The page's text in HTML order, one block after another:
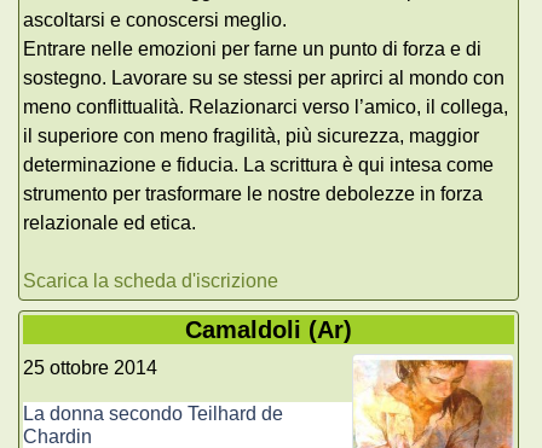
ascoltarsi e conoscersi meglio.
Entrare nelle emozioni per farne un punto di forza e di
sostegno. Lavorare su se stessi per aprirci al mondo con
meno conflittualità. Relazionarci verso l’amico, il collega,
il superiore con meno fragilità, più sicurezza, maggior
determinazione e fiducia. La scrittura è qui intesa come
strumento per trasformare le nostre debolezze in forza
relazionale ed etica.
Scarica la scheda d'iscrizione
Camaldoli (Ar)
25 ottobre 2014
La donna secondo Teilhard de
Chardin